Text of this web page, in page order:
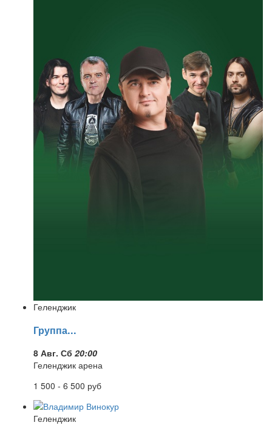
Геленджик
Группа...
8 Авг. Сб 20:00
Геленджик арена
1 500 - 6 500 руб
Геленджик